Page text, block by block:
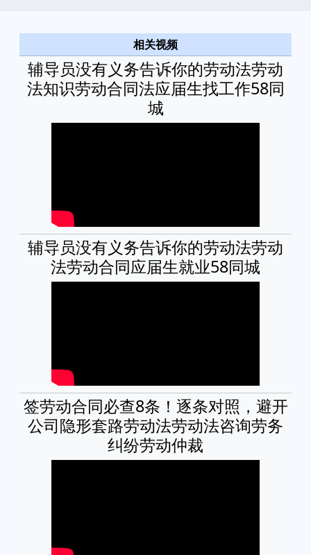
相关视频
辅导员没有义务告诉你的劳动法劳动
法知识劳动合同法应届生找工作58同
城
辅导员没有义务告诉你的劳动法劳动
法劳动合同应届生就业58同城
签劳动合同必查8条！逐条对照，避开
公司隐形套路劳动法劳动法咨询劳务
纠纷劳动仲裁